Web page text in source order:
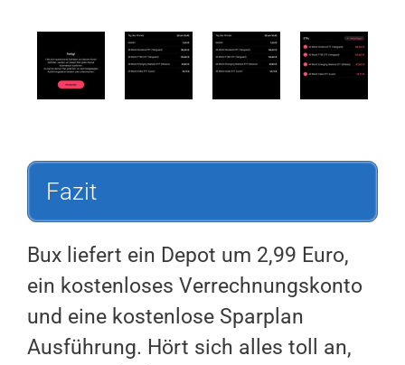
Fazit
Bux liefert ein Depot um 2,99 Euro,
ein kostenloses Verrechnungskonto
und eine kostenlose Sparplan
Ausführung. Hört sich alles toll an,